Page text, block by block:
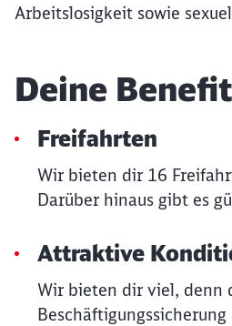
Arbeitslosigkeit sowie
Deine
Freifahrten
Wir bieten dir 16
Darüber hinaus gibt es
Attraktive
Wir bieten dir viel, denn